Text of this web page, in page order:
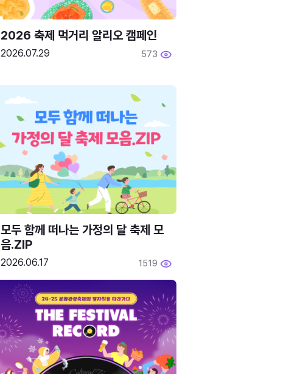
2026 축제 먹거리 알리오 캠페인
2026.07.29 573
모두 함께 떠나는 가정의 달 축제 모
음.ZIP
2026.06.17 1519